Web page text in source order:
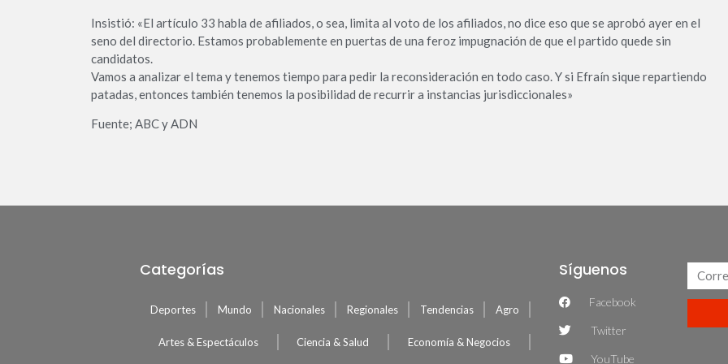
Insistió: «El artículo 33 habla de afiliados, o sea, limita al voto de los afiliados, no dice eso que se aprobó ayer en el
seno del directorio. Estamos probablemente en puertas de una feroz impugnación de que el partido quede sin
candidatos.
Vamos a analizar el tema y tenemos tiempo para pedir la reconsideración en todo caso. Y si Efraín sique repartiendo
patadas, entonces también tenemos la posibilidad de recurrir a instancias jurisdiccionales»
Fuente; ABC y ADN
Categorías
Deportes Mundo Nacionales Regionales Tendencias Agro
Artes & Espectáculos Ciencia & Salud Economía & Negocios
Síguenos
Facebook
Twitter
YouTube